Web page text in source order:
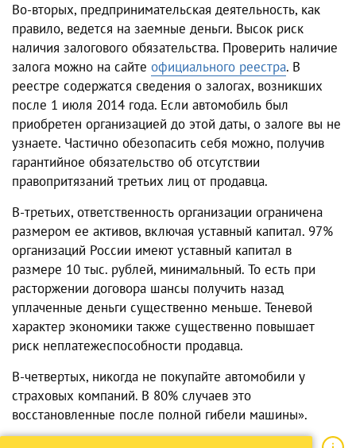
Во-вторых, предпринимательская деятельность, как
правило, ведется на заемные деньги. Высок риск
наличия залогового обязательства. Проверить наличие
залога можно на сайте официального реестра. В
реестре содержатся сведения о залогах, возникших
после 1 июля 2014 года. Если автомобиль был
приобретен организацией до этой даты, о залоге вы не
узнаете. Частично обезопасить себя можно, получив
гарантийное обязательство об отсутствии
правопритязаний третьих лиц от продавца.
В-третьих, ответственность организации ограничена
размером ее активов, включая уставный капитал. 97%
организаций России имеют уставный капитал в
размере 10 тыс. рублей, минимальный. То есть при
расторжении договора шансы получить назад
уплаченные деньги существенно меньше. Теневой
характер экономики также существенно повышает
риск неплатежеспособности продавца.
В-четвертых, никогда не покупайте автомобили у
страховых компаний. В 80% случаев это
восстановленные после полной гибели машины».